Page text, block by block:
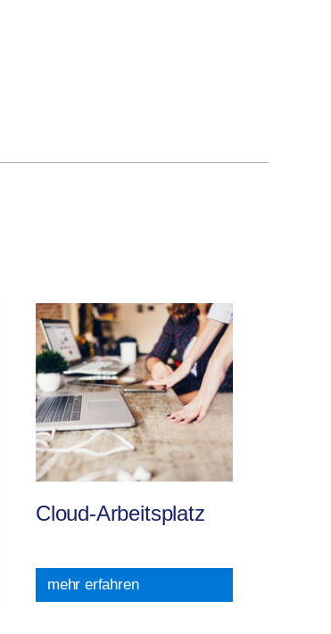
Cloud-Arbeitsplatz
mehr erfahren